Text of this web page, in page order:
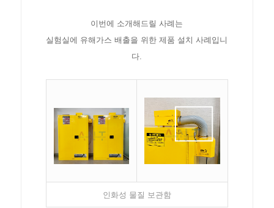
이번에 소개해드릴 사례는
실험실에 유해가스 배출을 위한 제품 설치 사례입니
다.
인화성 물질 보관함